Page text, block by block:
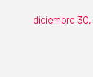
diciembre 30,